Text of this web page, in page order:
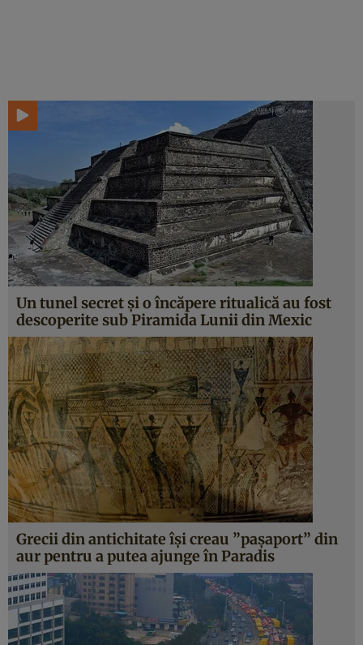
Un tunel secret şi o încăpere ritualică au fost
descoperite sub Piramida Lunii din Mexic
Grecii din antichitate îşi creau ”paşaport” din
aur pentru a putea ajunge în Paradis